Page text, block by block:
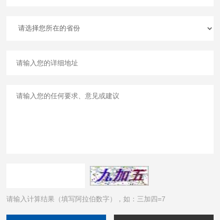
请输入计算结果（填写阿拉伯数字），如：三加四=7